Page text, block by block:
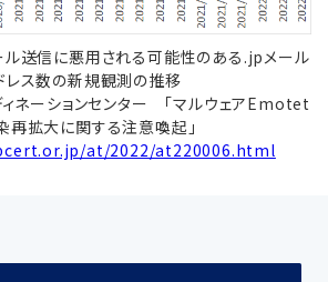
送信に悪用される可能性のある.jpメール
レス数の新規観測の推移
ネーションセンター 「マルウェアEmotet
再拡大に関する注意喚起」
at/2022/at220006.html